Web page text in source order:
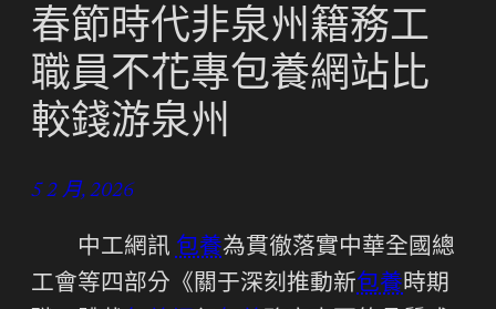
春節時代非泉州籍務工
職員不花專包養網站比
較錢游泉州
5 2 月, 2026
中工網訊 包養為貫徹落實中華全國總
工會等四部分《關于深刻推動新包養時期